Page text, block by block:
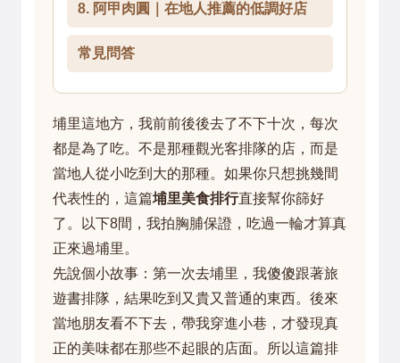
8. 阿甲肉圓｜在地人推薦的低調好店
常見問答
埔里這地方，我前前後後去了不下十次，每次
都是為了吃。不是那種觀光客排隊的店，而是
當地人從小吃到大的那種。如果你只想挑幾間
代表性的，這篇埔里美食排行直接幫你篩好
了。以下8間，我拍胸脯保證，吃過一輪才算真
正來過埔里。
先說個小故事：第一次去埔里，我傻傻跟著旅
遊書排隊，結果吃到又貴又普通的東西。後來
當地朋友看不下去，帶我穿進小巷，才發現真
正的美味都在那些不起眼的店面。所以這篇排